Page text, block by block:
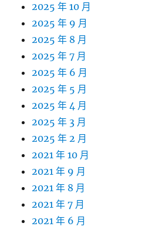
2025 年 10 月
2025 年 9 月
2025 年 8 月
2025 年 7 月
2025 年 6 月
2025 年 5 月
2025 年 4 月
2025 年 3 月
2025 年 2 月
2021 年 10 月
2021 年 9 月
2021 年 8 月
2021 年 7 月
2021 年 6 月